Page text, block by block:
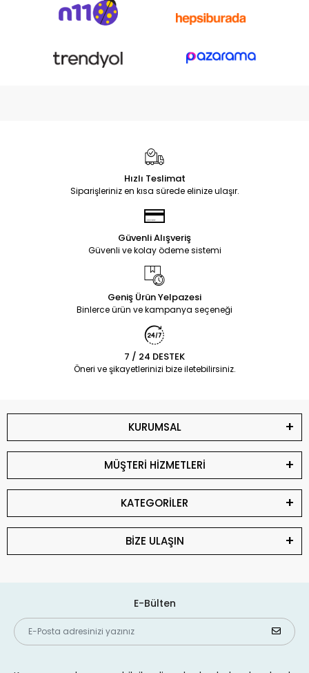
Hızlı Teslimat
Siparişleriniz en kısa sürede elinize ulaşır.
Güvenli Alışveriş
Güvenli ve kolay ödeme sistemi
Geniş Ürün Yelpazesi
Binlerce ürün ve kampanya seçeneği
7 / 24 DESTEK
Öneri ve şikayetlerinizi bize iletebilirsiniz.
KURUMSAL
MÜŞTERİ HİZMETLERİ
KATEGORİLER
BİZE ULAŞIN
E-Bülten